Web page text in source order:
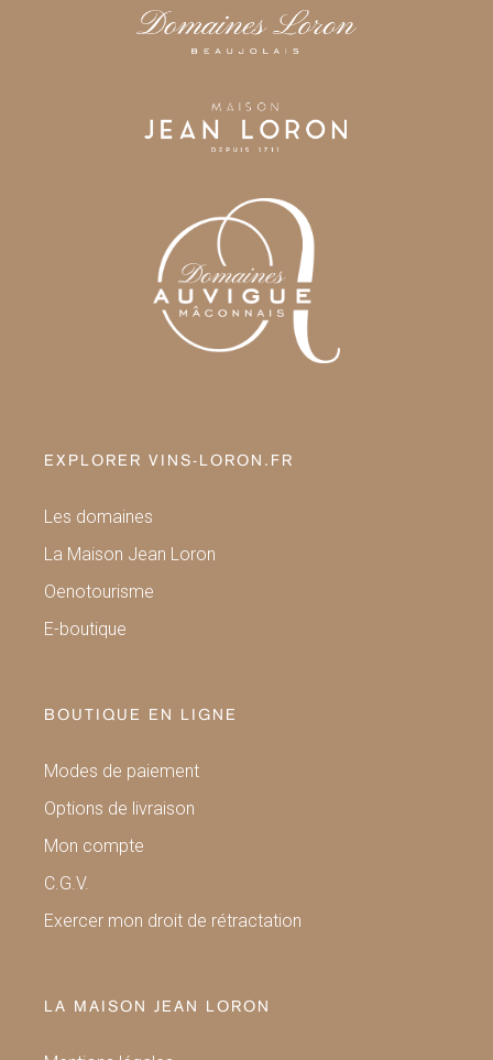
EXPLORER VINS-LORON.FR
Les domaines
La Maison Jean Loron
Oenotourisme
E-boutique
BOUTIQUE EN LIGNE
Modes de paiement
Options de livraison
Mon compte
C.G.V.
Exercer mon droit de rétractation
LA MAISON JEAN LORON